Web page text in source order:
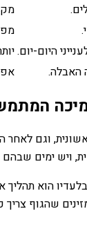
היום-יום.
האבלה.
וגם לאחר
ויש ימים
הוא תהליך
שהגוף